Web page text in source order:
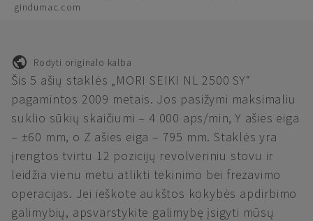
gindumac.com
Rodyti originalo kalba
Šis 5 ašių staklės „MORI SEIKI NL 2500 SY“
pagamintos 2009 metais. Jos pasižymi maksimaliu
suklio sūkių skaičiumi – 4 000 aps/min, Y ašies eiga
– ±60 mm, o Z ašies eiga – 795 mm. Staklės yra
įrengtos tvirtu 12 pozicijų revolveriniu stovu ir
leidžia vienu metu atlikti tekinimo bei frezavimo
operacijas. Jei ieškote aukštos kokybės apdirbimo
galimybių, apsvarstykite galimybę įsigyti mūsų